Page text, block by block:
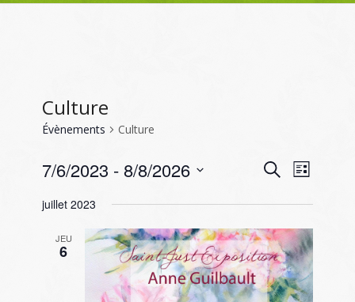
Culture
Évènements Culture
de
vues
Recherche
de
vues
Liste
7/6/2023 - 8/8/2026
une
date.
juillet 2023
JEU
6